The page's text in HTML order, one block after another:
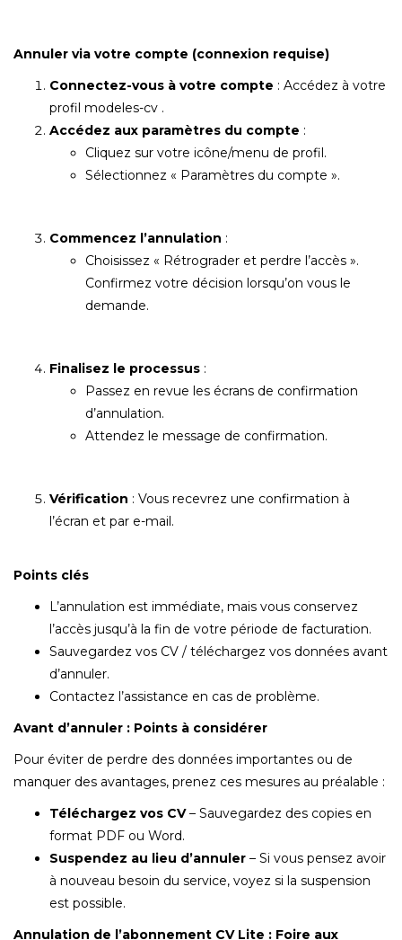
Annuler via votre compte (connexion requise)
Connectez-vous à votre compte : Accédez à votre
profil modeles-cv .
Accédez aux paramètres du compte :
Cliquez sur votre icône/menu de profil.
Sélectionnez « Paramètres du compte ».
Commencez l’annulation :
Choisissez « Rétrograder et perdre l’accès ».
Confirmez votre décision lorsqu’on vous le
demande.
Finalisez le processus :
Passez en revue les écrans de confirmation
d’annulation.
Attendez le message de confirmation.
Vérification : Vous recevrez une confirmation à
l’écran et par e-mail.
Points clés
L’annulation est immédiate, mais vous conservez
l’accès jusqu’à la fin de votre période de facturation.
Sauvegardez vos CV / téléchargez vos données avant
d’annuler.
Contactez l’assistance en cas de problème.
Avant d’annuler : Points à considérer
Pour éviter de perdre des données importantes ou de
manquer des avantages, prenez ces mesures au préalable :
Téléchargez vos CV– Sauvegardez des copies en
format PDF ou Word.
Suspendez au lieu d’annuler – Si vous pensez avoir
à nouveau besoin du service, voyez si la suspension
est possible.
Annulation de l’abonnement CV Lite : Foire aux